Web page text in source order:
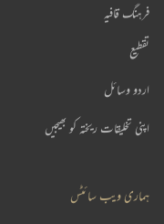
فرہنگ قافیہ
تقطیع
اردو وسائل
اپنی تخلیقات ریختہ کو بھیجیں
ہماری ویب سائٹس